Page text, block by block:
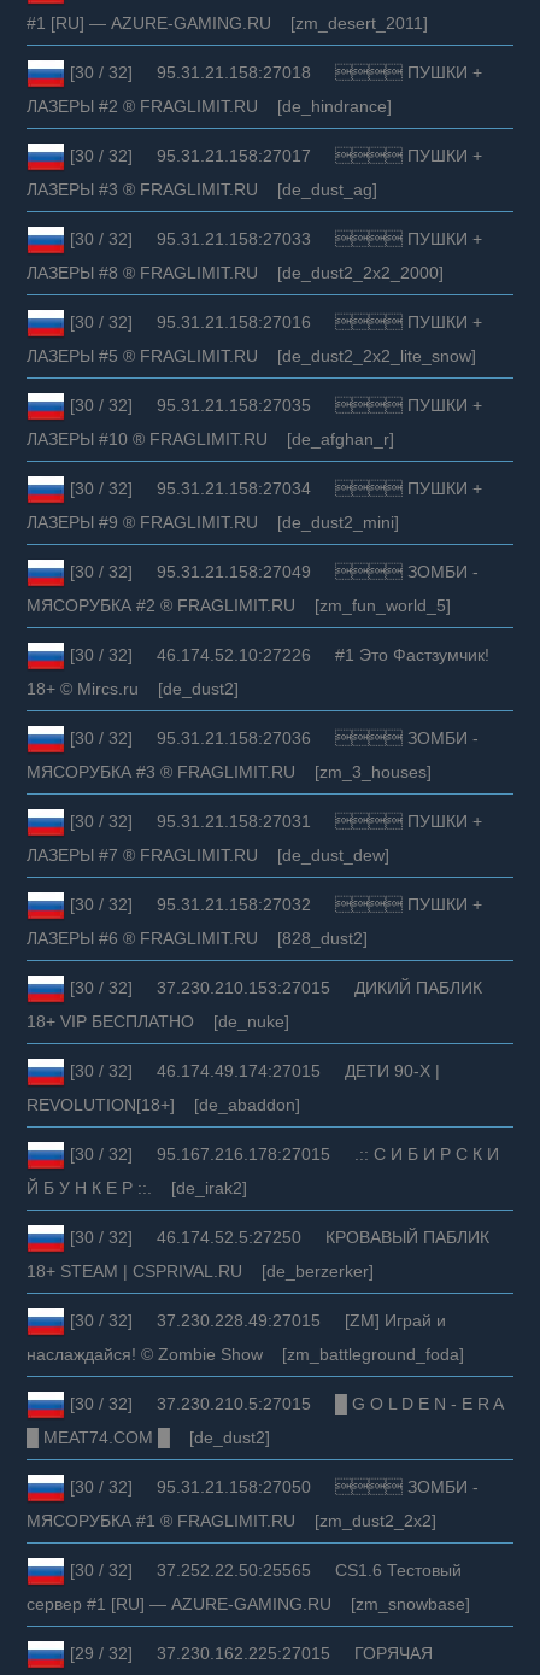
#1 [RU] — AZURE-GAMING.RU [zm_desert_2011]
[30 / 32] 95.31.21.158:27018  ПУШКИ +
ЛАЗЕРЫ #2 ® FRAGLIMIT.RU [de_hindrance]
[30 / 32] 95.31.21.158:27017  ПУШКИ +
ЛАЗЕРЫ #3 ® FRAGLIMIT.RU [de_dust_ag]
[30 / 32] 95.31.21.158:27033  ПУШКИ +
ЛАЗЕРЫ #8 ® FRAGLIMIT.RU [de_dust2_2x2_2000]
[30 / 32] 95.31.21.158:27016  ПУШКИ +
ЛАЗЕРЫ #5 ® FRAGLIMIT.RU [de_dust2_2x2_lite_snow]
[30 / 32] 95.31.21.158:27035  ПУШКИ +
ЛАЗЕРЫ #10 ® FRAGLIMIT.RU [de_afghan_r]
[30 / 32] 95.31.21.158:27034  ПУШКИ +
ЛАЗЕРЫ #9 ® FRAGLIMIT.RU [de_dust2_mini]
[30 / 32] 95.31.21.158:27049  ЗОМБИ -
МЯСОРУБКА #2 ® FRAGLIMIT.RU [zm_fun_world_5]
[30 / 32] 46.174.52.10:27226 #1 Это Фастзумчик!
18+ © Mircs.ru [de_dust2]
[30 / 32] 95.31.21.158:27036  ЗОМБИ -
МЯСОРУБКА #3 ® FRAGLIMIT.RU [zm_3_houses]
[30 / 32] 95.31.21.158:27031  ПУШКИ +
ЛАЗЕРЫ #7 ® FRAGLIMIT.RU [de_dust_dew]
[30 / 32] 95.31.21.158:27032  ПУШКИ +
ЛАЗЕРЫ #6 ® FRAGLIMIT.RU [828_dust2]
[30 / 32] 37.230.210.153:27015 ДИКИЙ ПАБЛИК
18+ VIP БЕСПЛАТНО [de_nuke]
[30 / 32] 46.174.49.174:27015 ДЕТИ 90-X |
REVOLUTION[18+] [de_abaddon]
[30 / 32] 95.167.216.178:27015 .:: С И Б И Р С К И
Й Б У Н К Е Р ::. [de_irak2]
[30 / 32] 46.174.52.5:27250 КРОВАВЫЙ ПАБЛИК
18+ STEAM | CSPRIVAL.RU [de_berzerker]
[30 / 32] 37.230.228.49:27015 [ZM] Играй и
наслаждайся! © Zombie Show [zm_battleground_foda]
[30 / 32] 37.230.210.5:27015 █ G O L D E N - E R A
█ MEAT74.COM █ [de_dust2]
[30 / 32] 95.31.21.158:27050  ЗОМБИ -
МЯСОРУБКА #1 ® FRAGLIMIT.RU [zm_dust2_2x2]
[30 / 32] 37.252.22.50:25565 CS1.6 Тестовый
сервер #1 [RU] — AZURE-GAMING.RU [zm_snowbase]
[29 / 32] 37.230.162.225:27015 ГОРЯЧАЯ